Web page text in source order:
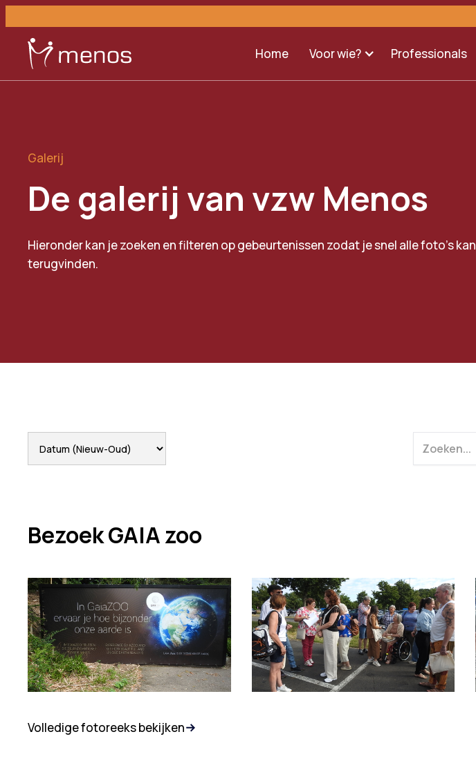
Home Voor wie? Professionals
Galerij
De galerij van vzw Menos
Hieronder kan je zoeken en filteren op gebeurtenissen zodat je snel alle foto's kan
terugvinden.
Bezoek GAIA zoo
Volledige fotoreeks bekijken